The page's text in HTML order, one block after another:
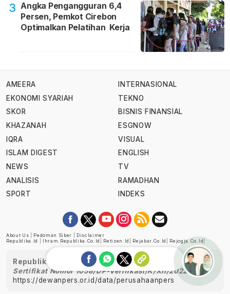
3 Angka Pengangguran 6,4
Persen, Pemkot Cirebon
Optimalkan Pelatihan Kerja
AMEERA
EKONOMI SYARIAH
SKOR
KHAZANAH
IQRA
ISLAM DIGEST
NEWS
ANALISIS
SPORT
INTERNASIONAL
TEKNO
BISNIS FINANSIAL
ESGNOW
VISUAL
ENGLISH
TV
RAMADHAN
INDEKS
About Us Pedoman Siber
Disclaimer
Republika.id
Ihram.republika.co.id Retizen.id Rejabar.co.id Rejogja.co.id
Republika telah diverifikasi oleh Dewan Pers
Sertifikat Nomor 1058/DP-Verifikasi/K/XII/2022
https://dewanpers.or.id/data/perusahaanpers
Ask me!